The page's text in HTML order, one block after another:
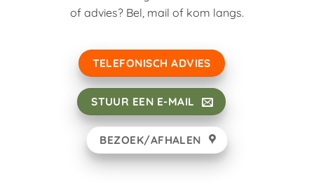
of advies? Bel, mail of kom langs.
TELEFONISCH ADVIES
STUUR EEN E-MAIL
BEZOEK/AFHALEN